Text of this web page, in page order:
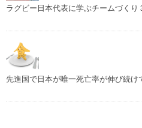
ラグビー日本代表に学ぶチームづくり
先進国で日本が唯一死亡率が伸び続け